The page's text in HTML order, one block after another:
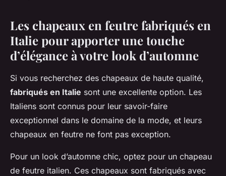
Les chapeaux en feutre fabriqués en
Italie pour apporter une touche
d’élégance à votre look d’automne
Si vous recherchez des chapeaux de haute qualité,
fabriqués en Italie sont une excellente option. Les
Italiens sont connus pour leur savoir-faire
exceptionnel dans le domaine de la mode, et leurs
chapeaux en feutre ne font pas exception.
Pour un look d’automne chic, optez pour un chapeau
de feutre italien. Ces chapeaux sont fabriqués avec